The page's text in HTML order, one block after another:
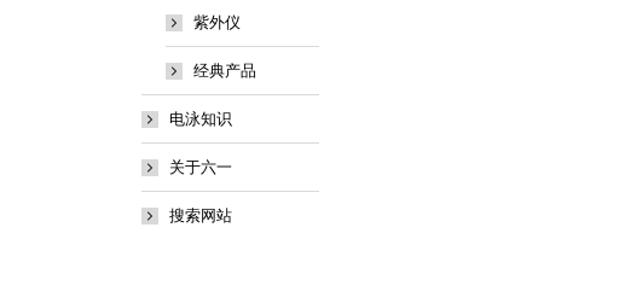
紫外仪
经典产品
电泳知识
关于六一
搜索网站